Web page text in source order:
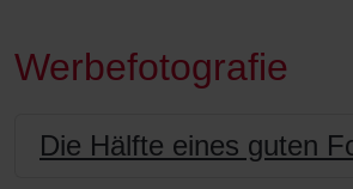
Werbefotografie
Die Hälfte eines guten